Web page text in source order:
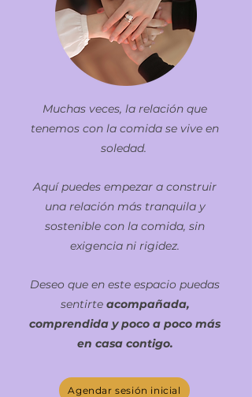
Muchas veces, la relación que
tenemos con la comida se vive en
soledad.
Aquí puedes empezar a construir
una relación más tranquila y
sostenible con la comida, sin
exigencia ni rigidez.
Deseo que en este espacio puedas
sentirte acompañada,
comprendida y poco a poco más
en casa contigo.
Agendar sesión inicial